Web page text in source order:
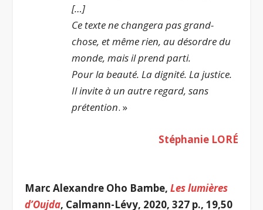
[…]
Ce texte ne changera pas grand-
chose, et même rien, au désordre du
monde, mais il prend parti.
Pour la beauté. La dignité. La justice.
Il invite à un autre regard, sans
prétention. »
Stéphanie LORÉ
Marc Alexandre Oho Bambe,Les lumières
d’Oujda, Calmann-Lévy, 2020, 327 p., 19,50